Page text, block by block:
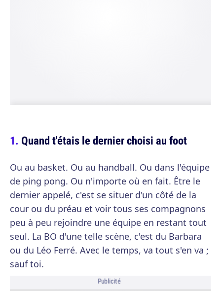
Quand t'étais le dernier choisi au foot
Ou au basket. Ou au handball. Ou dans l'équipe
de ping pong. Ou n'importe où en fait. Être le
dernier appelé, c'est se situer d'un côté de la
cour ou du préau et voir tous ses compagnons
peu à peu rejoindre une équipe en restant tout
seul. La BO d'une telle scène, c'est du Barbara
ou du Léo Ferré. Avec le temps, va tout s'en va ;
sauf toi.
Publicité